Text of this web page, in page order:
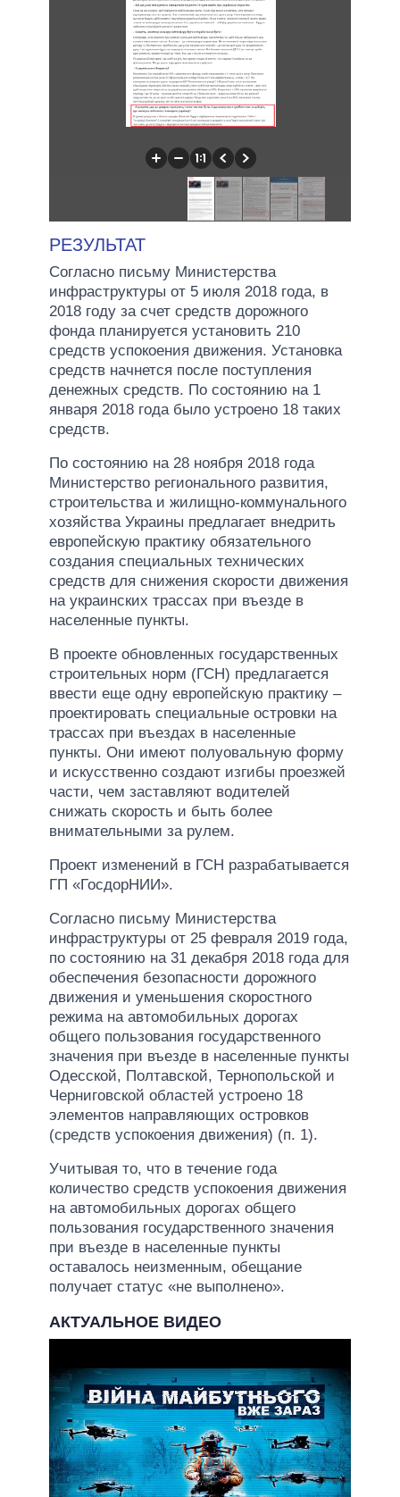
РЕЗУЛЬТАТ
Согласно письму Министерства
инфраструктуры от 5 июля 2018 года, в
2018 году за счет средств дорожного
фонда планируется установить 210
средств успокоения движения. Установка
средств начнется после поступления
денежных средств. По состоянию на 1
января 2018 года было устроено 18 таких
средств.
По состоянию на 28 ноября 2018 года
Министерство регионального развития,
строительства и жилищно-коммунального
хозяйства Украины предлагает внедрить
европейскую практику обязательного
создания специальных технических
средств для снижения скорости движения
на украинских трассах при въезде в
населенные пункты.
В проекте обновленных государственных
строительных норм (ГСН) предлагается
ввести еще одну европейскую практику –
проектировать специальные островки на
трассах при въездах в населенные
пункты. Они имеют полуовальную форму
и искусственно создают изгибы проезжей
части, чем заставляют водителей
снижать скорость и быть более
внимательными за рулем.
Проект изменений в ГСН разрабатывается
ГП «ГосдорНИИ».
Согласно письму Министерства
инфраструктуры от 25 февраля 2019 года,
по состоянию на 31 декабря 2018 года для
обеспечения безопасности дорожного
движения и уменьшения скоростного
режима на автомобильных дорогах
общего пользования государственного
значения при въезде в населенные пункты
Одесской, Полтавской, Тернопольской и
Черниговской областей устроено 18
элементов направляющих островков
(средств успокоения движения) (п. 1).
Учитывая то, что в течение года
количество средств успокоения движения
на автомобильных дорогах общего
пользования государственного значения
при въезде в населенные пункты
оставалось неизменным, обещание
получает статус «не выполнено».
АКТУАЛЬНОЕ ВИДЕО